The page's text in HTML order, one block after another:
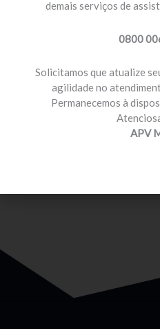
MOTORISTA
Temos planos e preços
demais serviços de
0800
Solicitamos que atualize
agilidade no
Permanecemos à
APV